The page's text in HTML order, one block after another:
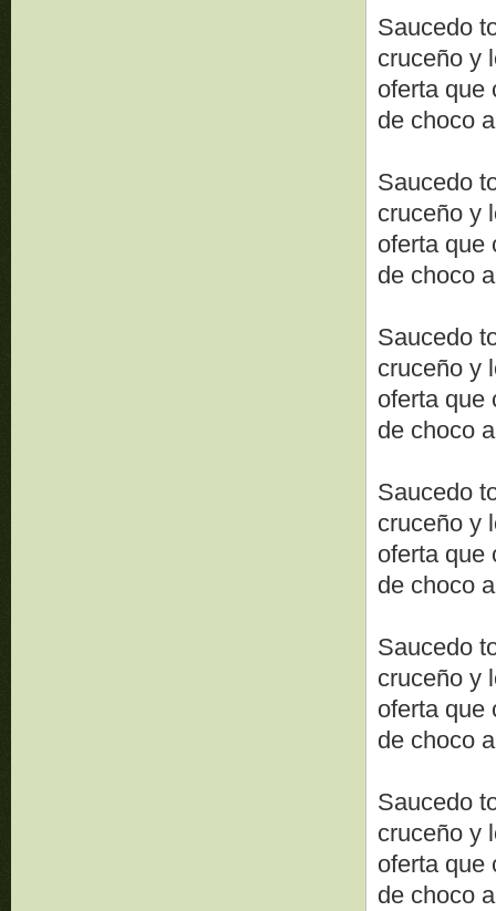
Saucedo
cruceño y
oferta que
de choco
Saucedo
cruceño y
oferta que
de choco
Saucedo
cruceño y
oferta que
de choco
Saucedo
cruceño y
oferta que
de choco
Saucedo
cruceño y
oferta que
de choco
Saucedo
cruceño y
oferta que
de choco